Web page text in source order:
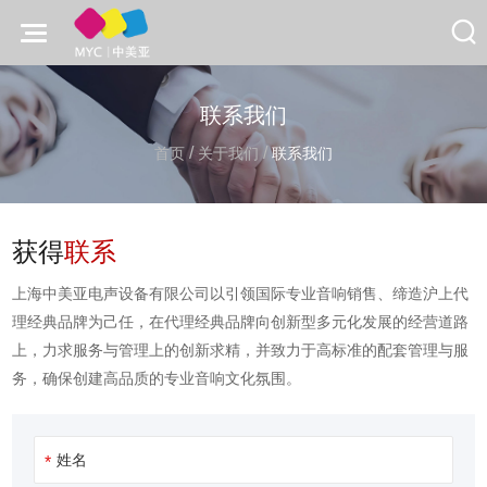
联系我们
首页/ 关于我们 /联系我们
获得联系
上海中美亚电声设备有限公司以引领国际专业音响销售、缔造沪上代
理经典品牌为己任，在代理经典品牌向创新型多元化发展的经营道路
上，力求服务与管理上的创新求精，并致力于高标准的配套管理与服
务，确保创建高品质的专业音响文化氛围。